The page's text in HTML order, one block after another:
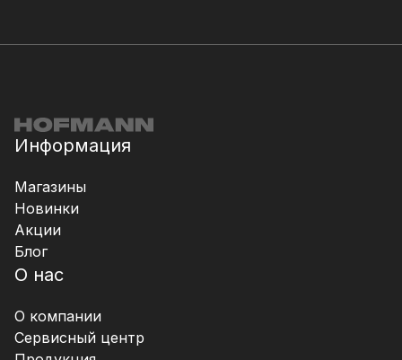
Информация
Магазины
Новинки
Акции
Блог
О нас
О компании
Сервисный центр